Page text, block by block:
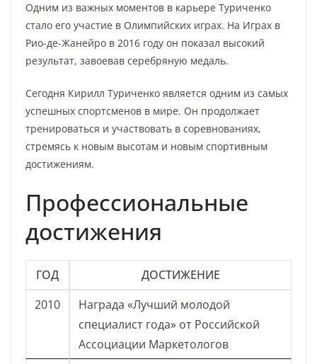
Одним из важных моментов в карьере Туриченко
стало его участие в Олимпийских играх. На Играх в
Рио-де-Жанейро в 2016 году он показал высокий
результат, завоевав серебряную медаль.
Сегодня Кирилл Туриченко является одним из самых
успешных спортсменов в мире. Он продолжает
тренироваться и участвовать в соревнованиях,
стремясь к новым высотам и новым спортивным
достижениям.
Профессиональные
достижения
ГОД
ДОСТИЖЕНИЕ
2010
Награда «Лучший молодой
специалист года» от Российской
Ассоциации Маркетологов